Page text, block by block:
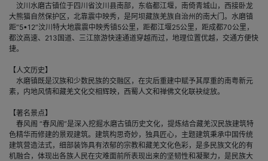
汶川水磨古镇位于四川省汶川县南部，东临都江堰，南倚青城山，西接卧龙
大熊猫自然保护区，北靠震中映秀，是阿坝藏族羌族自治州的南大门。水磨镇
距“5•12”汶川特大地震震中映秀镇5公里，距都江堰25公里，距成都70公里，
都汶高速、213国道、三江旅游快速通道穿越而过，地理位置优越，交通方便快
捷。
【人文历史】
水磨镇既是汉族和少数民族的交融区，在灾后重建中赋予其厚重的南粤新元
素，内地风情和藏羌文化交相辉映，西蜀人文和禅佛文化联袂绽放。
【著名景点】
春风阁 “春风阁”是深入挖掘水磨古镇历史文化，提炼结合藏羌汉民族建筑特
色精华而修建的景观建筑。建筑构思奇妙，独具匠心，主题建筑秉承中国传统
建筑营造法式，细部装饰具有浓郁的宗教和藏羌文化色彩，是多民族文化的有
机融合，体现出各族人民在灾难面前所表现出来的坚韧性和凝聚力，是民族大